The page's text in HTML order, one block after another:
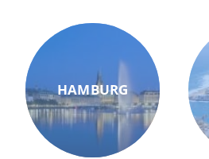
HAMBURG